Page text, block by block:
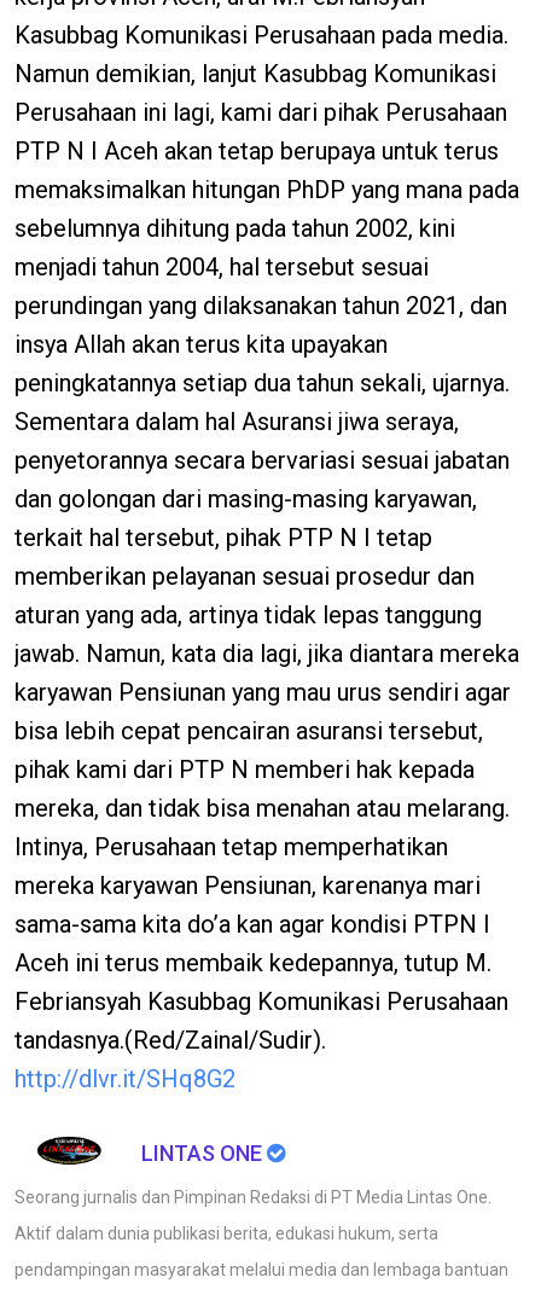
Kasubbag Komunikasi Perusahaan pada media.
Namun demikian, lanjut Kasubbag Komunikasi
Perusahaan ini lagi, kami dari pihak Perusahaan
PTP N I Aceh akan tetap berupaya untuk terus
memaksimalkan hitungan PhDP yang mana pada
sebelumnya dihitung pada tahun 2002, kini
menjadi tahun 2004, hal tersebut sesuai
perundingan yang dilaksanakan tahun 2021, dan
insya Allah akan terus kita upayakan
peningkatannya setiap dua tahun sekali, ujarnya.
Sementara dalam hal Asuransi jiwa seraya,
penyetorannya secara bervariasi sesuai jabatan
dan golongan dari masing-masing karyawan,
terkait hal tersebut, pihak PTP N I tetap
memberikan pelayanan sesuai prosedur dan
aturan yang ada, artinya tidak lepas tanggung
jawab. Namun, kata dia lagi, jika diantara mereka
karyawan Pensiunan yang mau urus sendiri agar
bisa lebih cepat pencairan asuransi tersebut,
pihak kami dari PTP N memberi hak kepada
mereka, dan tidak bisa menahan atau melarang.
Intinya, Perusahaan tetap memperhatikan
mereka karyawan Pensiunan, karenanya mari
sama-sama kita do’a kan agar kondisi PTPN I
Aceh ini terus membaik kedepannya, tutup M.
Febriansyah Kasubbag Komunikasi Perusahaan
tandasnya.(Red/Zainal/Sudir).
http://dlvr.it/SHq8G2
LINTAS ONE
Seorang jurnalis dan Pimpinan Redaksi di PT Media Lintas One.
Aktif dalam dunia publikasi berita, edukasi hukum, serta
pendampingan masyarakat melalui media dan lembaga bantuan